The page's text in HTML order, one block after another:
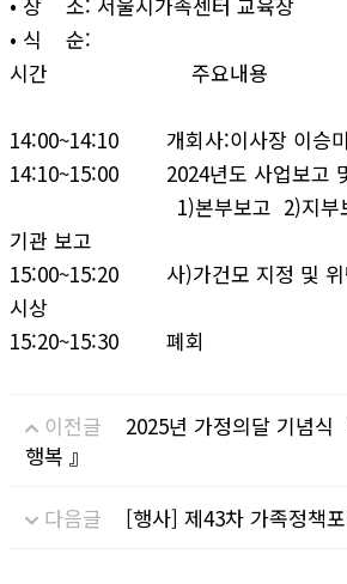
• 식 순:
시간 주요내
14:00~14:10 개회사:이사장 이승미
14:10~15:00 2024년도 사업보고
1)본부보고 2)지부보고
기관 보고
15:00~15:20 사)가건모 지정 및 위
시상
15:20~15:30 폐회
이전글
2025년 가정의달 기념식
행복 』
다음글 [행사] 제43차 가족정책